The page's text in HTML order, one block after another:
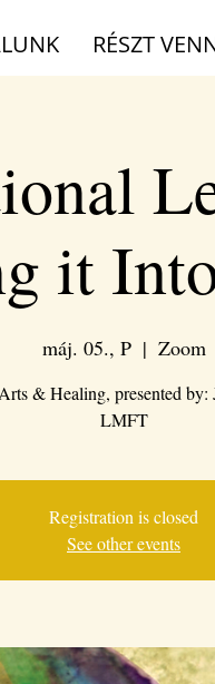
RÉSZT
it
máj. 05., P
  |
Zoom
& Healing, presented
LMFT
Registration is closed
See other events